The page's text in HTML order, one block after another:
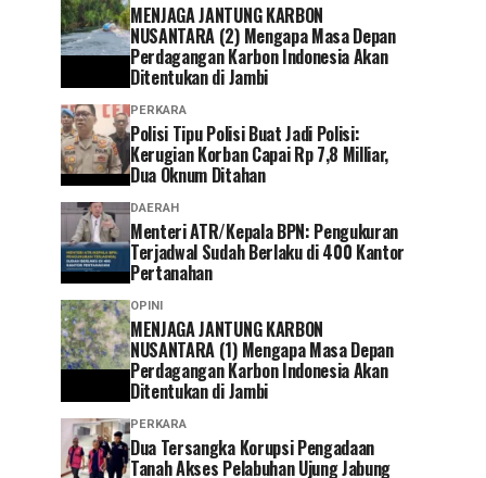
MENJAGA JANTUNG KARBON
NUSANTARA (2) Mengapa Masa Depan
Perdagangan Karbon Indonesia Akan
Ditentukan di Jambi
PERKARA
Polisi Tipu Polisi Buat Jadi Polisi:
Kerugian Korban Capai Rp 7,8 Milliar,
Dua Oknum Ditahan
DAERAH
Menteri ATR/Kepala BPN: Pengukuran
Terjadwal Sudah Berlaku di 400 Kantor
Pertanahan
OPINI
MENJAGA JANTUNG KARBON
NUSANTARA (1) Mengapa Masa Depan
Perdagangan Karbon Indonesia Akan
Ditentukan di Jambi
PERKARA
Dua Tersangka Korupsi Pengadaan
Tanah Akses Pelabuhan Ujung Jabung